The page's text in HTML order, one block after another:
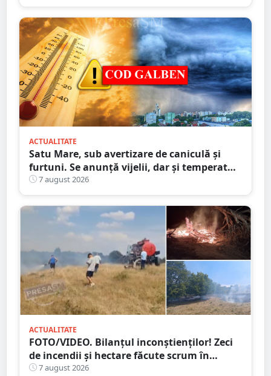
ACTUALITATE
Satu Mare, sub avertizare de caniculă și
furtuni. Se anunță vijelii, dar și temperaturi
ridicate. Avertizarea ANM
7 august 2026
ACTUALITATE
FOTO/VIDEO. Bilanțul inconștienților! Zeci
de incendii și hectare făcute scrum în
județul Satu Mare
7 august 2026